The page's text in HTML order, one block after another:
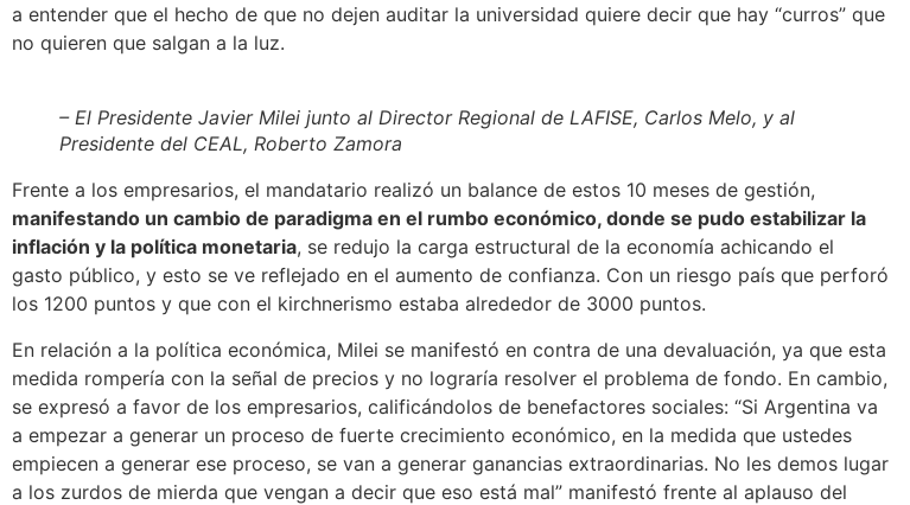
a entender que el hecho de que no dejen auditar la universidad quiere decir que hay “curros” que
no quieren que salgan a la luz.
– El Presidente Javier Milei junto al Director Regional de LAFISE, Carlos Melo, y al
Presidente del CEAL, Roberto Zamora
Frente a los empresarios, el mandatario realizó un balance de estos 10 meses de gestión,
manifestando un cambio de paradigma en el rumbo económico, donde se pudo estabilizar la
inflación y la política monetaria, se redujo la carga estructural de la economía achicando el
gasto público, y esto se ve reflejado en el aumento de confianza. Con un riesgo país que perforó
los 1200 puntos y que con el kirchnerismo estaba alrededor de 3000 puntos.
En relación a la política económica, Milei se manifestó en contra de una devaluación, ya que esta
medida rompería con la señal de precios y no lograría resolver el problema de fondo. En cambio,
se expresó a favor de los empresarios, calificándolos de benefactores sociales: “Si Argentina va
a empezar a generar un proceso de fuerte crecimiento económico, en la medida que ustedes
empiecen a generar ese proceso, se van a generar ganancias extraordinarias. No les demos lugar
a los zurdos de mierda que vengan a decir que eso está mal” manifestó frente al aplauso del